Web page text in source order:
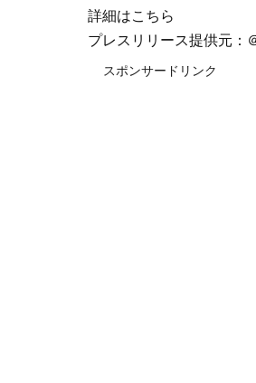
詳細はこちら
プレスリリース提供元：
スポンサードリンク